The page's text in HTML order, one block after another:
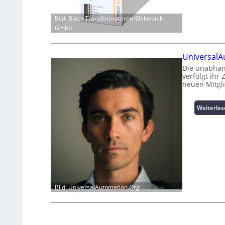
Bild: Block Transformatoren-Elektronik
GmbH
Bild: UniversalAutomation.Org
Die
verfolgt ihr
neuen